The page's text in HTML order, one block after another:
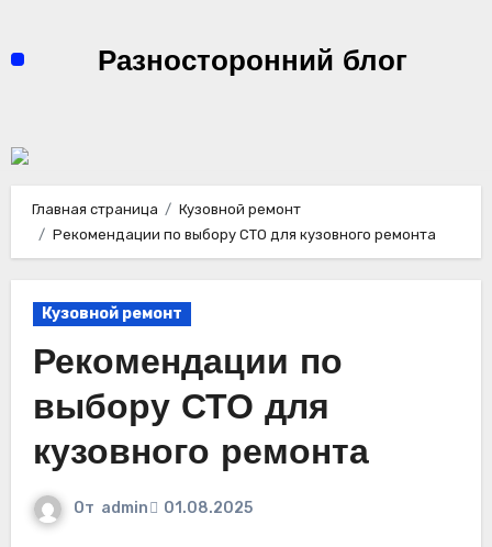
содержимомуРазносторонний блог
Главная страница
Кузовной ремонт
Рекомендации по выбору СТО для кузовного ремонта
Кузовной ремонт
Рекомендации по
выбору СТО для
кузовного ремонта
От admin 01.08.2025